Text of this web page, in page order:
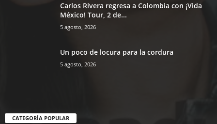
Carlos Rivera regresa a Colombia con ¡Vida
México! Tour, 2 de...
5 agosto, 2026
Un poco de locura para la cordura
5 agosto, 2026
CATEGORÍA POPULAR